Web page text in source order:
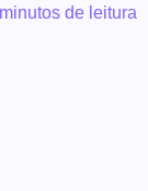
de leitura